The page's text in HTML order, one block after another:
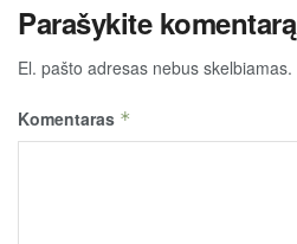
Parašykite komentarą
El. pašto adresas nebus skelbiamas.
Komentaras *